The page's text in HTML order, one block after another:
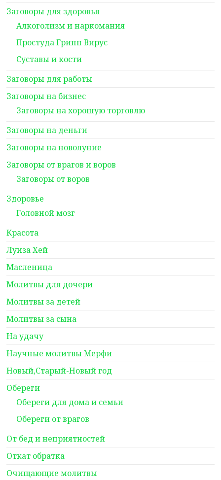
Заговоры для здоровья
Алкоголизм и наркомания
Простуда Грипп Вирус
Суставы и кости
Заговоры для работы
Заговоры на бизнес
Заговоры на хорошую торговлю
Заговоры на деньги
Заговоры на новолуние
Заговоры от врагов и воров
Заговоры от воров
Здоровье
Головной мозг
Красота
Луиза Хей
Масленица
Молитвы для дочери
Молитвы за детей
Молитвы за сына
На удачу
Научные молитвы Мерфи
Новый,Старый-Новый год
Обереги
Обереги для дома и семьи
Обереги от врагов
От бед и неприятностей
Откат обратка
Очищающие молитвы